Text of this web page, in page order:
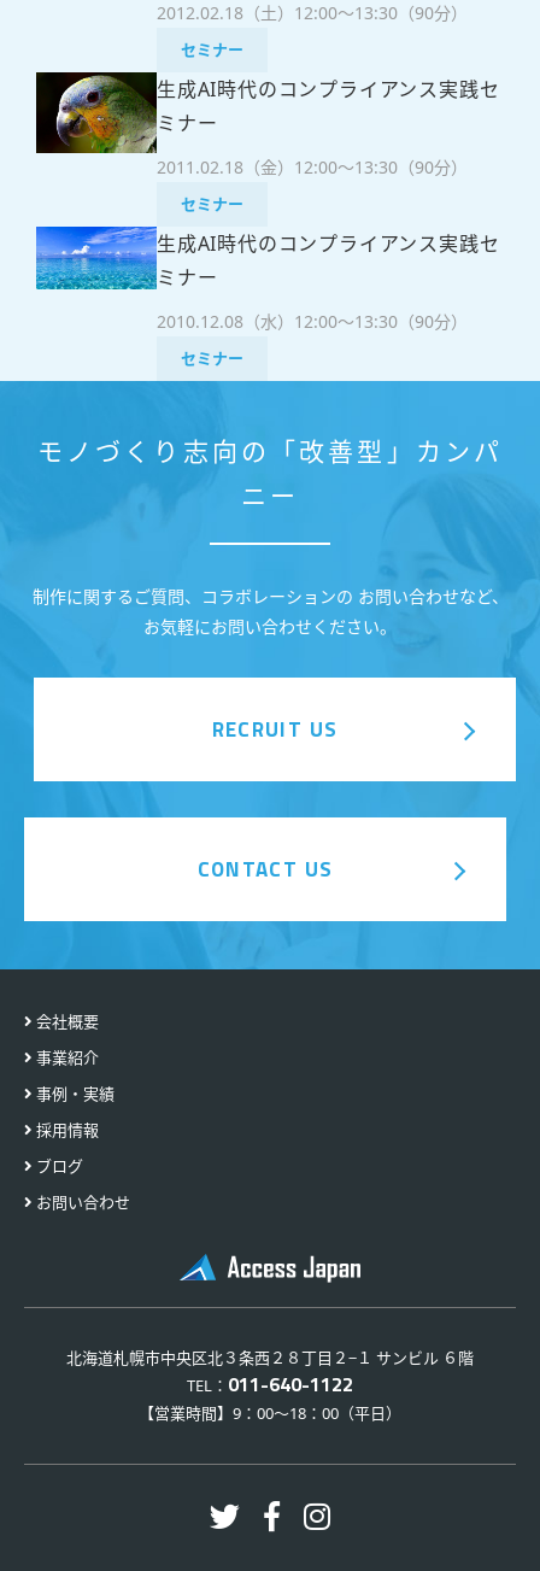
2012.02.18（土） 12:00～13:30（90分）
セミナー
生成AI時代のコンプライアンス実践セ
ミナー
2011.02.18（金） 12:00～13:30（90分）
セミナー
生成AI時代のコンプライアンス実践セ
ミナー
2010.12.08（水） 12:00～13:30（90分）
セミナー
モノづくり志向の「改善型」カンパ
ニー
制作に関するご質問、コラボレーションの お問い合わせなど、
お気軽にお問い合わせください。
RECRUIT US
CONTACT US
会社概要
事業紹介
事例・実績
採用情報
ブログ
お問い合わせ
北海道札幌市中央区北３条西２８丁目２−１ サンビル ６階
TEL： 011-640-1122
【営業時間】9：00～18：00（平日）